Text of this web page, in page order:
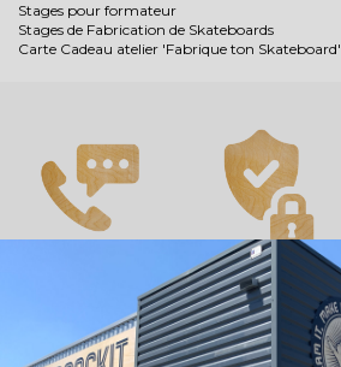
Stages pour formateur
Stages de Fabrication de Skateboards
Carte Cadeau atelier 'Fabrique ton Skateboard'
ROAROCKIT
Une question ?
Appelles-nous au
+33(0)5 24 72 39 09
PAIEMENT
SÉCURISÉ
Cryptage SSL pour
tout achat